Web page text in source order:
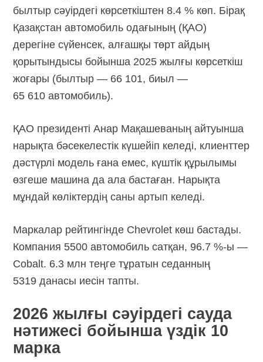
былтыр сәуірдегі көрсеткіштен 8.4 % көп. Бірақ
Қазақстан автомобиль одағының (ҚАО)
дерегіне сүйенсек, алғашқы төрт айдың
қорытындысы бойынша 2025 жылғы көрсеткіш
жоғары (былтыр — 66 101, биыл —
65 610 автомобиль).
ҚАО президенті Анар Мақашеваның айтуынша
нарықта бәсекелестік күшейіп келеді, клиенттер
дәстүрлі модель ғана емес, күштік құрылымы
өзгеше машина да ала бастаған. Нарықта
мұндай көліктердің саны артып келеді.
Маркалар рейтингінде Chevrolet көш бастады.
Компания 5500 автомобиль сатқан, 96.7 %-ы —
Cobalt. 6.3 млн теңге тұратын седанның
5319 данасы иесін тапты.
2026 жылғы сәуірдегі сауда
нәтижесі бойынша үздік 10
марка